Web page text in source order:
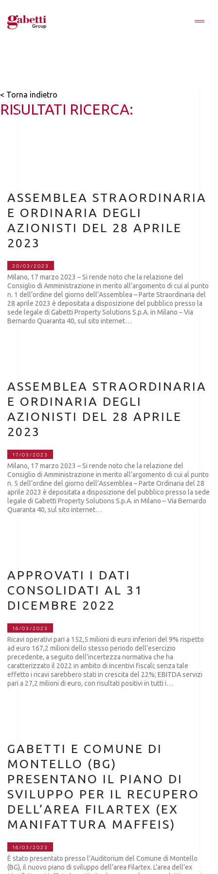
< Torna indietro
RISULTATI RICERCA:
ASSEMBLEA STRAORDINARIA
E ORDINARIA DEGLI
AZIONISTI DEL 28 APRILE
2023
20/03/2023
Milano, 17 marzo 2023 – Si rende noto che la relazione del
Consiglio di Amministrazione in merito all’argomento di cui al punto
n. 1 dell’ordine del giorno dell’Assemblea – Parte Straordinaria del
28 aprile 2023 è depositata a disposizione del pubblico presso la
sede legale di Gabetti Property Solutions S.p.A. in Milano – Via
Bernardo Quaranta 40, sul sito internet…
ASSEMBLEA STRAORDINARIA
E ORDINARIA DEGLI
AZIONISTI DEL 28 APRILE
2023
17/03/2023
Milano, 17 marzo 2023 – Si rende noto che la relazione del
Consiglio di Amministrazione in merito all’argomento di cui al punto
n. 5 dell’ordine del giorno dell’Assemblea – Parte Ordinaria del 28
aprile 2023 è depositata a disposizione del pubblico presso la sede
legale di Gabetti Property Solutions S.p.A. in Milano – Via Bernardo
Quaranta 40, sul sito internet…
APPROVATI I DATI
CONSOLIDATI AL 31
DICEMBRE 2022
16/03/2023
Ricavi operativi pari a 152,5 milioni di euro inferiori del 9% rispetto
ad euro 167,2 milioni dello stesso periodo dell’esercizio
precedente, a seguito dell’incertezza normativa che ha
caratterizzato il 2022 in ambito di incentivi fiscali; senza tale
effetto i ricavi sarebbero stati in crescita del 22%; EBITDA servizi
pari a 27,2 milioni di euro, con risultati positivi in tutti i…
GABETTI E COMUNE DI
MONTELLO (BG)
PRESENTANO IL PIANO DI
SVILUPPO PER IL RECUPERO
DELL’AREA FILARTEX (EX
MANIFATTURA MAFFEIS)
16/03/2023
È stato presentato presso l’Auditorium del Comune di Montello
(BG), il nuovo piano di sviluppo dell’area Filartex. L’area dell’ex